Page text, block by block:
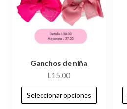
Ganchos de niña
L15.00
Seleccionar opciones